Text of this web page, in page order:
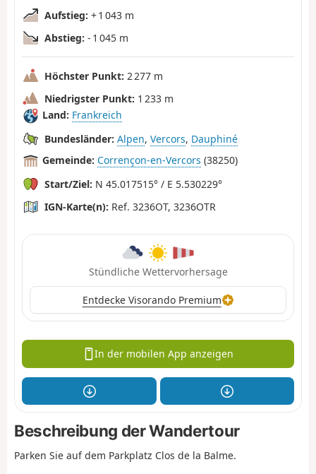
Aufstieg: + 1 043 m
Abstieg: - 1 045 m
Höchster Punkt: 2 277 m
Niedrigster Punkt: 1 233 m
Land: Frankreich
Bundesländer: Alpen, Vercors, Dauphiné
Gemeinde: Corrençon-en-Vercors (38250)
Start/Ziel: N 45.017515° / E 5.530229°
IGN-Karte(n): Ref. 3236OT, 3236OTR
Stündliche Wettervorhersage
Entdecke Visorando Premium
In der mobilen App anzeigen
Beschreibung der Wandertour
Parken Sie auf dem Parkplatz Clos de la Balme.